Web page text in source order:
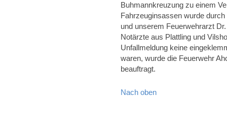
Buhmannkreuzung zu einem
Fahrzeuginsassen wurde
und unserem Feuerwehrarzt
Notärzte aus Plattling und
Unfallmeldung keine
waren, wurde die Feuerwehr
beauftragt.
Nach oben